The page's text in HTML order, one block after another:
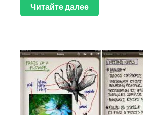
Читайте далее